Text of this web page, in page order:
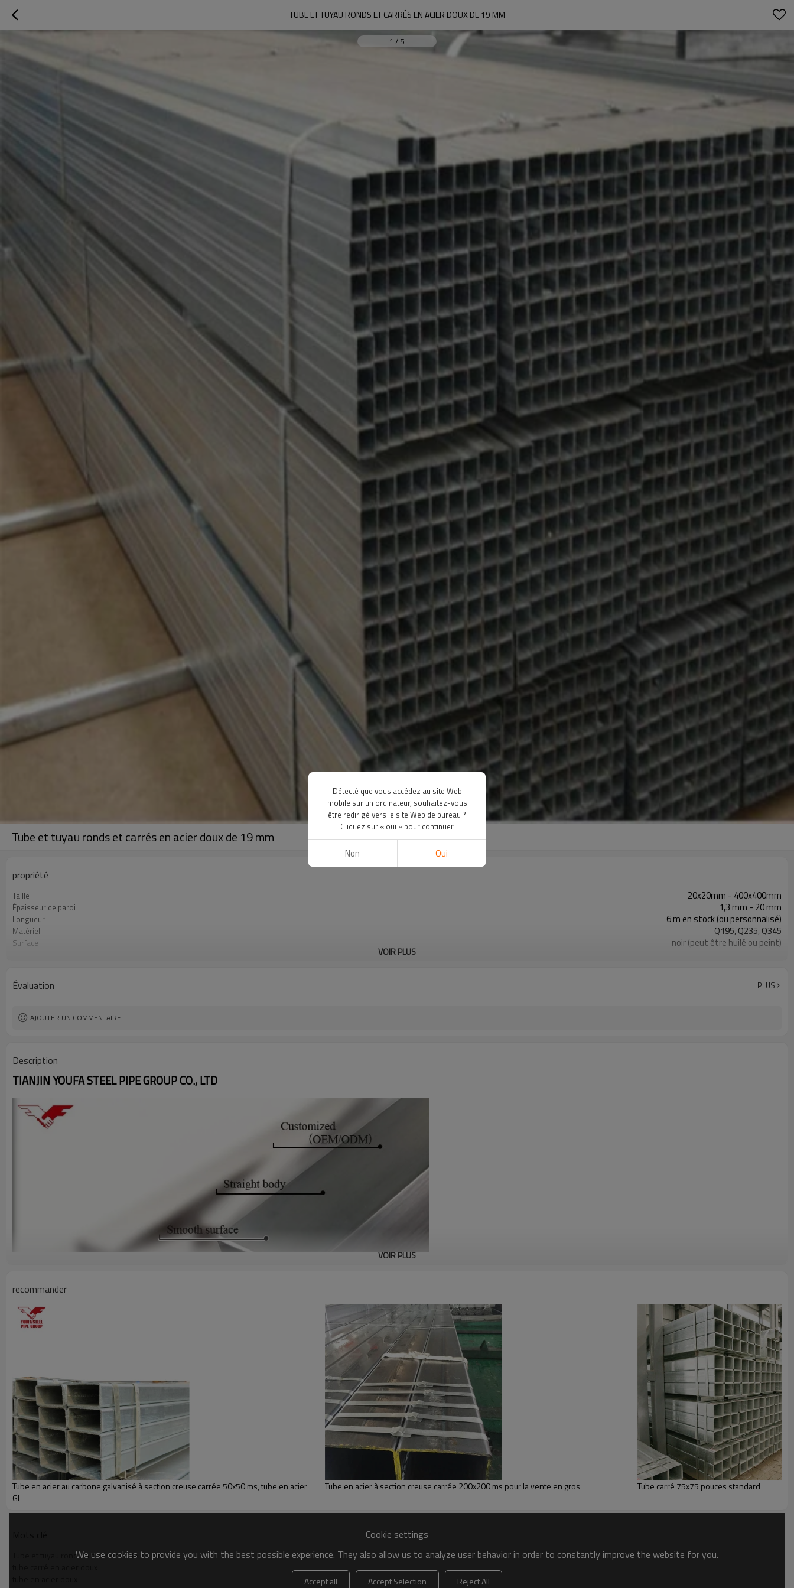
TUBE ET TUYAU RONDS ET CARRÉS EN ACIER DOUX DE 19 MM
1 / 5
Tube et tuyau ronds et carrés en acier doux de 19 mm
propriété
Taille 20x20mm - 400x400mm
Épaisseur de paroi 1,3 mm - 20 mm
Longueur 6 m en stock (ou personnalisé)
Matériel Q195, Q235, Q345
Surface noir (peut être huilé ou peint)
Lignes de production
Capacité de production 800 000 tonnes par an
VOIR PLUS
Évaluation PLUS
AJOUTER UN COMMENTAIRE
Description
TIANJIN YOUFA STEEL PIPE GROUP CO., LTD
Tube en acier à section creuse carrée
Tube carré
Tube en acier rectangulaire
Tube en acier carré et rectangulaire
Tube carré de haute qualité de marque Youfa
VOIR PLUS
recommander
Tube en acier au carbone galvanisé à section creuse carrée 50x50 ms, tube en acier
GI
Tube en acier à section creuse carrée 200x200 ms pour la vente en gros Tube carré 75x75 pouces standard
Tube et tuyau rond en acier doux de 19 mm
Cookie settings
We use cookies to provide you with the best possible experience. They also allow us to analyze user behavior in order to constantly improve the website for you.
Accept all Accept Selection Reject All
Détecté que vous accédez au site Web
mobile sur un ordinateur, souhaitez-vous
être redirigé vers le site Web de bureau ?
Cliquez sur « oui » pour continuer
Non Oui